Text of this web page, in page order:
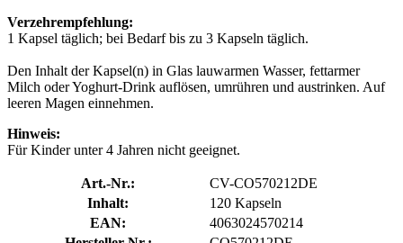
Verzehrempfehlung:
1 Kapsel täglich; bei Bedarf bis zu 3 Kapseln täglich.
Den Inhalt der Kapsel(n) in Glas lauwarmen Wasser, fettarmer
Milch oder Yoghurt-Drink auflösen, umrühren und austrinken. Auf
leeren Magen einnehmen.
Hinweis:
Für Kinder unter 4 Jahren nicht geeignet.
Art.-Nr.:
CV-CO570212DE
Inhalt:
120 Kapseln
EAN:
4063024570214